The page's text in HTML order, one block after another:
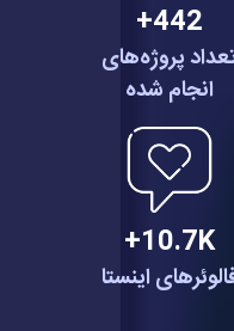
442+
پروژه‌های
انجام شده
10.7K+
اینستا